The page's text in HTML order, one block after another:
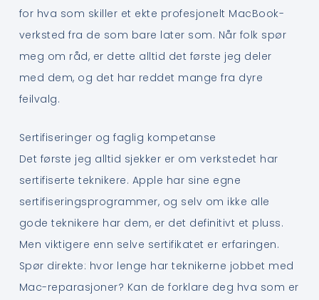
for hva som skiller et ekte profesjonelt MacBook-
verksted fra de som bare later som. Når folk spør
meg om råd, er dette alltid det første jeg deler
med dem, og det har reddet mange fra dyre
feilvalg.
Sertifiseringer og faglig kompetanse
Det første jeg alltid sjekker er om verkstedet har
sertifiserte teknikere. Apple har sine egne
sertifiseringsprogrammer, og selv om ikke alle
gode teknikere har dem, er det definitivt et pluss.
Men viktigere enn selve sertifikatet er erfaringen.
Spør direkte: hvor lenge har teknikerne jobbet med
Mac-reparasjoner? Kan de forklare deg hva som er